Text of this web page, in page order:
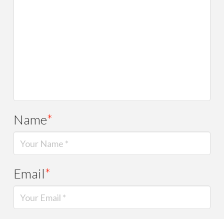
Name*
Email*